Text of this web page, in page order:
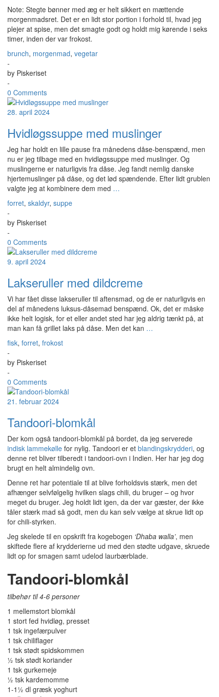
Note: Stegte bønner med æg er helt sikkert en mættende
morgenmadsret. Det er en lidt stor portion i forhold til, hvad jeg
plejer at spise, men det smagte godt og holdt mig kørende i seks
timer, inden der var frokost.
brunch, morgenmad, vegetar
-
by Piskeriset
-
0 Comments
28. april 2024
Hvidløgssuppe med muslinger
Jeg har holdt en lille pause fra månedens dåse-benspænd, men
nu er jeg tilbage med en hvidløgssuppe med muslinger. Og
muslingerne er naturligvis fra dåse. Jeg fandt nemlig danske
hjertemuslinger på dåse, og det lød spændende. Efter lidt grublen
valgte jeg at kombinere dem med …
forret, skaldyr, suppe
-
by Piskeriset
-
0 Comments
9. april 2024
Lakseruller med dildcreme
Vi har fået disse lakseruller til aftensmad, og de er naturligvis en
del af månedens luksus-dåsemad benspænd. Ok, det er måske
ikke helt logisk, for et eller andet sted har jeg aldrig tænkt på, at
man kan få grillet laks på dåse. Men det kan …
fisk, forret, frokost
-
by Piskeriset
-
0 Comments
21. februar 2024
Tandoori-blomkål
Der kom også tandoori-blomkål på bordet, da jeg serverede
indisk lammekølle for nylig. Tandoori er et blandingskrydderi, og
denne ret bliver tilberedt i tandoori-ovn i Indien. Her har jeg dog
brugt en helt almindelig ovn.
Denne ret har potentiale til at blive forholdsvis stærk, men det
afhænger selvfølgelig hvilken slags chili, du bruger – og hvor
meget du bruger. Jeg holdt lidt igen, da der var gæster, der ikke
tåler stærk mad så godt, men du kan selv vælge at skrue lidt op
for chili-styrken.
Jeg skelede til en opskrift fra kogebogen ‘Dhaba walla’, men
skiftede flere af krydderierne ud med den stødte udgave, skruede
lidt op for smagen samt udelod laurbærblade.
Tandoori-blomkål
tilbehør til 4-6 personer
1 mellemstort blomkål
1 stort fed hvidløg, presset
1 tsk ingefærpulver
1 tsk chiliflager
1 tsk stødt spidskommen
½ tsk stødt koriander
1 tsk gurkemeje
½ tsk kardemomme
1-1½ dl græsk yoghurt